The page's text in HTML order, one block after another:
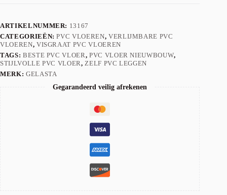
ARTIKELNUMMER: 13167
CATEGORIEËN:PVC VLOEREN, VERLIJMBARE PVC
VLOEREN, VISGRAAT PVC VLOEREN
TAGS: BESTE PVC VLOER, PVC VLOER NIEUWBOUW,
STIJLVOLLE PVC VLOER, ZELF PVC LEGGEN
MERK: GELASTA
Gegarandeerd veilig afrekenen